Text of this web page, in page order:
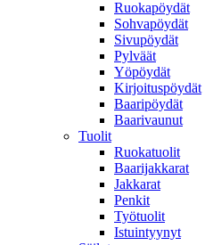
Ruokapöydät
Sohvapöydät
Sivupöydät
Pylväät
Yöpöydät
Kirjoituspöydät
Baaripöydät
Baarivaunut
Tuolit
Ruokatuolit
Baarijakkarat
Jakkarat
Penkit
Työtuolit
Istuintyynyt